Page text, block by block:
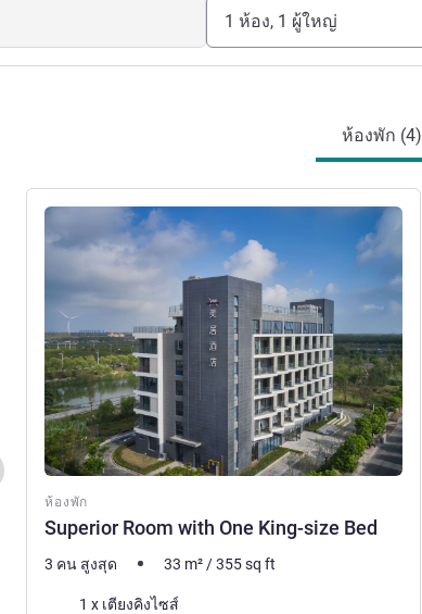
1 ห้อง, 1 ผู้ใหญ่
ห้องพัก (4)
ก่อนหน้า - ห้องพัก
ห้องพัก
Superior Room with One King-size Bed
ดูรายละเอียด
3 คน สูงสุด 33 m² /355sq ft
เครื่องนอน
1 x เตียงคิงไซส์